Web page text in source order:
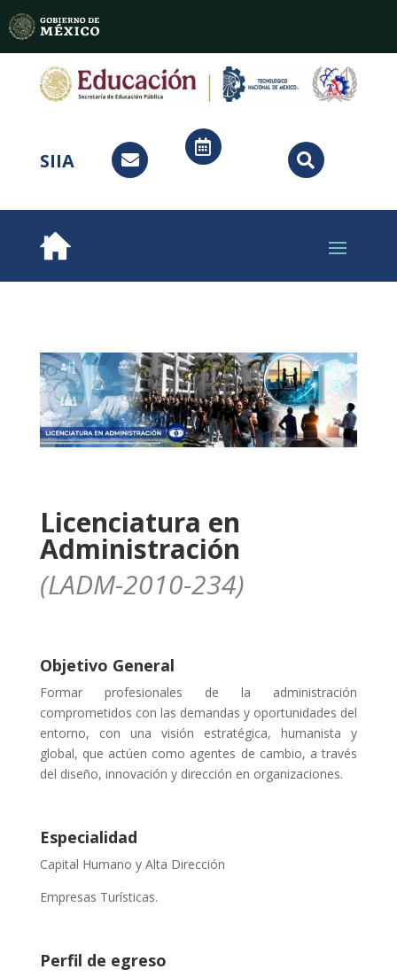
SIIA 


Licenciatura en
Administración
(LADM-2010-234)
Objetivo General
Formar profesionales de la administración
comprometidos con las demandas y oportunidades del
entorno, con una visión estratégica, humanista y
global, que actúen como agentes de cambio, a través
del diseño, innovación y dirección en organizaciones.
Especialidad
Capital Humano y Alta Dirección
Empresas Turísticas.
Perfil de egreso